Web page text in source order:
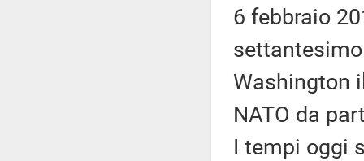
6 febbraio
Washington
NATO da
I tempi oggi